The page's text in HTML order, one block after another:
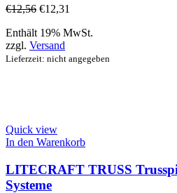
€12,56 €12,31
Enthält 19% MwSt.
zzgl. Versand
Lieferzeit: nicht angegeben
Quick view
In den Warenkorb
LITECRAFT TRUSS
Systeme